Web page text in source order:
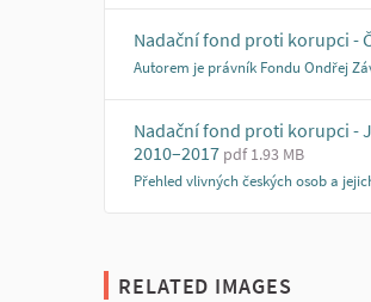
Nadační fond proti korupci -
Autorem je právník Fondu Ondřej
Nadační fond proti korupci -
2010–2017 pdf 1.93 MB
Přehled vlivných českých osob a
RELATED IMAGES